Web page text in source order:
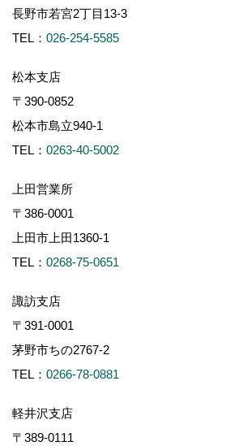
長野市若宮2丁目13-3
TEL： 026-254-5585
松本支店
〒390-0852
松本市島立940-1
TEL： 0263-40-5002
上田営業所
〒386-0001
上田市上田1360-1
TEL： 0268-75-0651
諏訪支店
〒391-0001
茅野市ちの2767-2
TEL： 0266-78-0881
軽井沢支店
〒389-0111